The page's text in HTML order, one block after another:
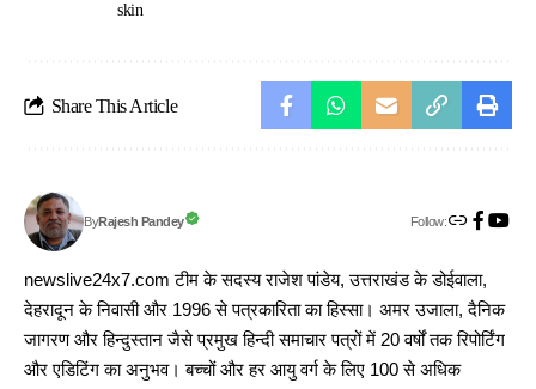
skin
Share This Article
ByRajesh Pandey Follow:
newslive24x7.com टीम के सदस्य राजेश पांडेय, उत्तराखंड के डोईवाला,
देहरादून के निवासी और 1996 से पत्रकारिता का हिस्सा। अमर उजाला, दैनिक
जागरण और हिन्दुस्तान जैसे प्रमुख हिन्दी समाचार पत्रों में 20 वर्षों तक रिपोर्टिंग
और एडिटिंग का अनुभव। बच्चों और हर आयु वर्ग के लिए 100 से अधिक